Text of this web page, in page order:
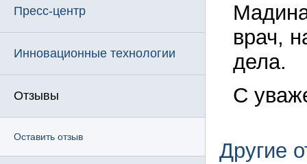
Пресс-центр
Инновационные технологии
Отзывы
Оставить отзыв
врач,
дела.
С
Другие